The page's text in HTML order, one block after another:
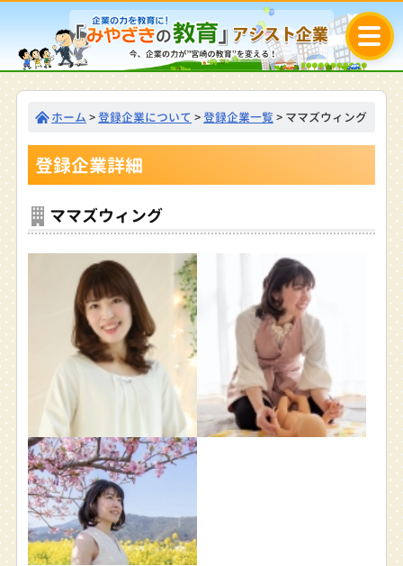
ホーム >登録企業について >登録企業一覧> ママズウィング
登録企業詳細
ママズウィング